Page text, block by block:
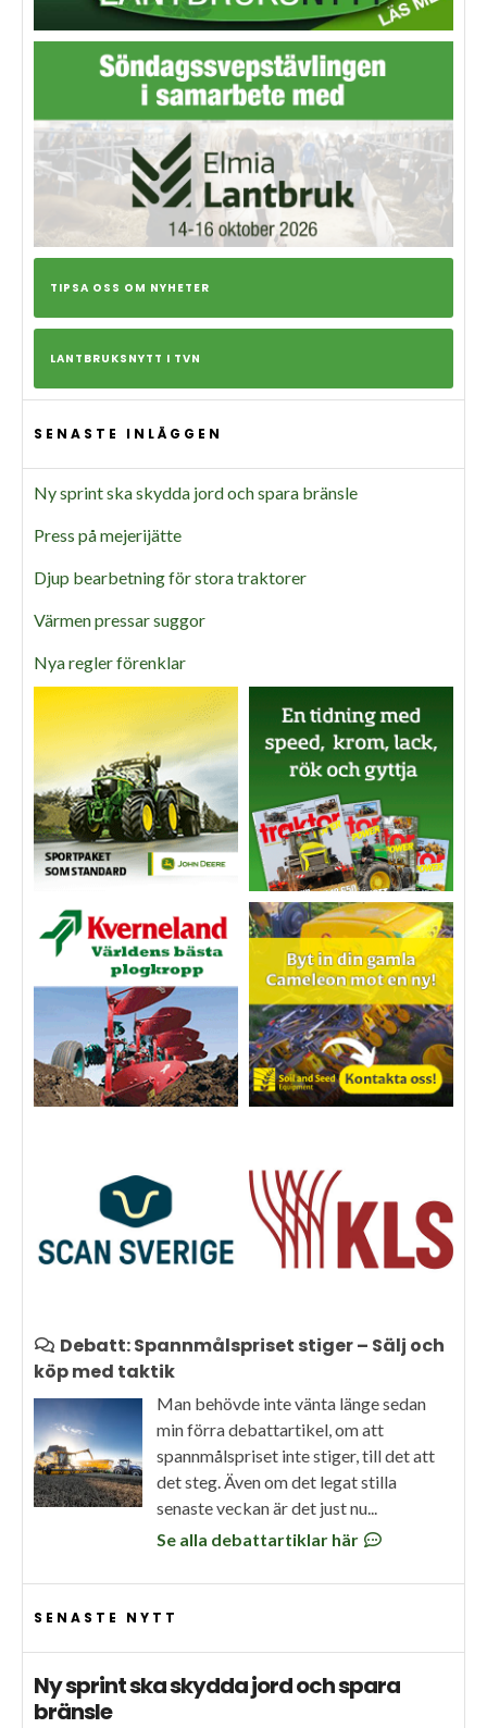
TIPSA OSS OM NYHETER
LANTBRUKSNYTT I TVN
SENASTE INLÄGGEN
Ny sprint ska skydda jord och spara bränsle
Press på mejerijätte
Djup bearbetning för stora traktorer
Värmen pressar suggor
Nya regler förenklar
Debatt: Spannmålspriset stiger – Sälj och
köp med taktik
Man behövde inte vänta länge sedan
min förra debattartikel, om att
spannmålspriset inte stiger, till det att
det steg. Även om det legat stilla
senaste veckan är det just nu...
Se alla debattartiklar här
SENASTE NYTT
Ny sprint ska skydda jord och spara
bränsle